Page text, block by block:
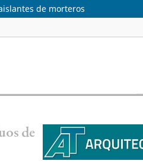
de morteros